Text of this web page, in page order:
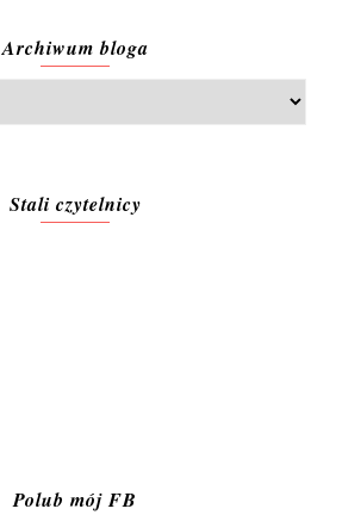
Archiwum bloga
Stali czytelnicy
Polub mój FB